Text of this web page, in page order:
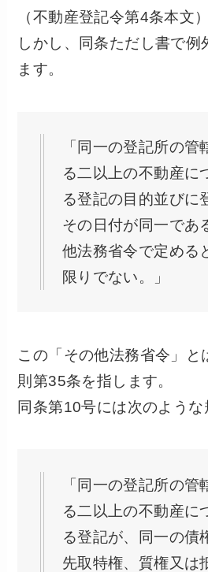
（不動産登記令第4条本文）
しかし、同条ただし書で例
ます。
「同一の登記所の管
る二以上の不動産に
る登記の目的並びに
その日付が同一であ
他法務省令で定める
限りでない。」
この「その他法務省令」と
則第35条を指します。
同条第10号には次のような
「同一の登記所の管
る二以上の不動産に
る登記が、同一の債
先取特権、質権又は